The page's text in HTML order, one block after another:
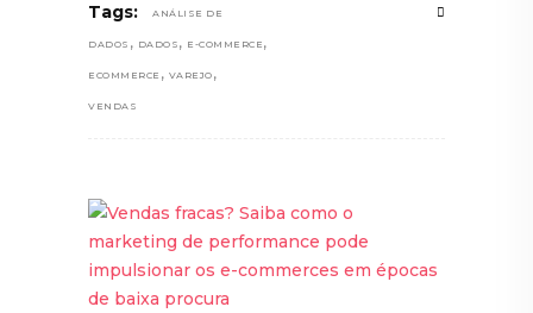
Tags: ANÁLISE DE
DADOS , DADOS , E-COMMERCE ,
ECOMMERCE , VAREJO ,
VENDAS